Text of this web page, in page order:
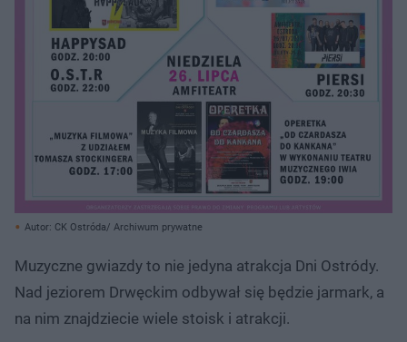
Autor: CK Ostróda/ Archiwum prywatne
Muzyczne gwiazdy to nie jedyna atrakcja Dni Ostródy.
Nad jeziorem Drwęckim odbywał się będzie jarmark, a
na nim znajdziecie wiele stoisk i atrakcji.